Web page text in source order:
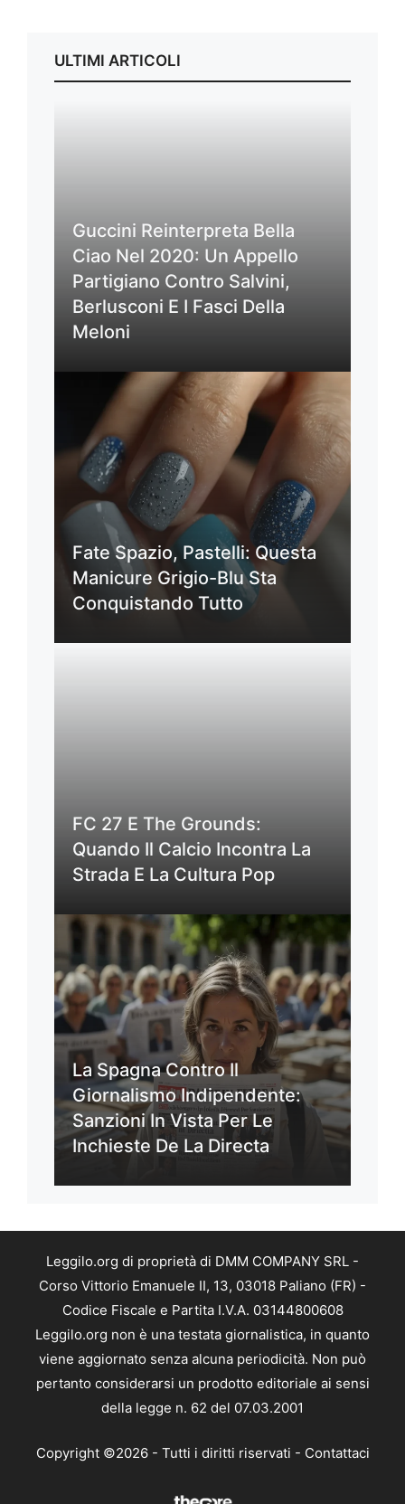
ULTIMI ARTICOLI
Guccini Reinterpreta Bella
Ciao Nel 2020: Un Appello
Partigiano Contro Salvini,
Berlusconi E I Fasci Della
Meloni
Fate Spazio, Pastelli: Questa
Manicure Grigio-Blu Sta
Conquistando Tutto
FC 27 E The Grounds:
Quando Il Calcio Incontra La
Strada E La Cultura Pop
La Spagna Contro Il
Giornalismo Indipendente:
Sanzioni In Vista Per Le
Inchieste De La Directa
Leggilo.org di proprietà di DMM COMPANY SRL -
Corso Vittorio Emanuele II, 13, 03018 Paliano (FR) -
Codice Fiscale e Partita I.V.A. 03144800608
Leggilo.org non è una testata giornalistica, in quanto
viene aggiornato senza alcuna periodicità. Non può
pertanto considerarsi un prodotto editoriale ai sensi
della legge n. 62 del 07.03.2001
Copyright ©2026 - Tutti i diritti riservati - Contattaci